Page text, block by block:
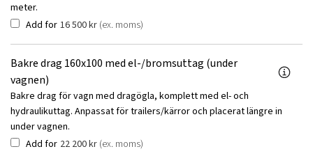
meter.
Add for 16 500kr (ex. moms)
Bakre drag 160x100 med el-/bromsuttag (under
vagnen)
Bakre drag för vagn med dragögla, komplett med el- och
hydraulikuttag. Anpassat för trailers/kärror och placerat längre in
under vagnen.
Add for 22 200kr (ex. moms)